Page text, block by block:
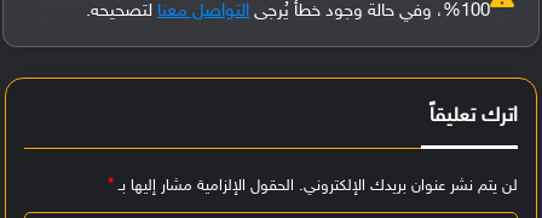
100%، وفي حالة وجود خطأ يُرجى
التواصل معنا لتصحيحه.
اترك تعليقاً
لن يتم نشر عنوان بريدك الإلكتروني. الحقول الإلزامية مشار إليها بـ*